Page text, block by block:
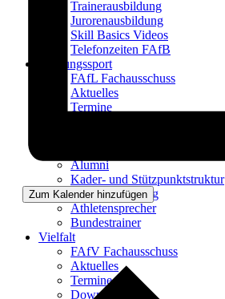
Trainerausbildung
Jurorenausbildung
Skill Basics Videos
Telefonzeiten FAfB
Leistungssport
FAfL Fachausschuss
Aktuelles
Termine
Alumni
Kader- und Stützpunktstruktur
Kaderbewerbung
Athletensprecher
Bundestrainer
Vielfalt
FAfV Fachausschuss
Aktuelles
Termine
Downloads
Zum Kalender hinzufügen